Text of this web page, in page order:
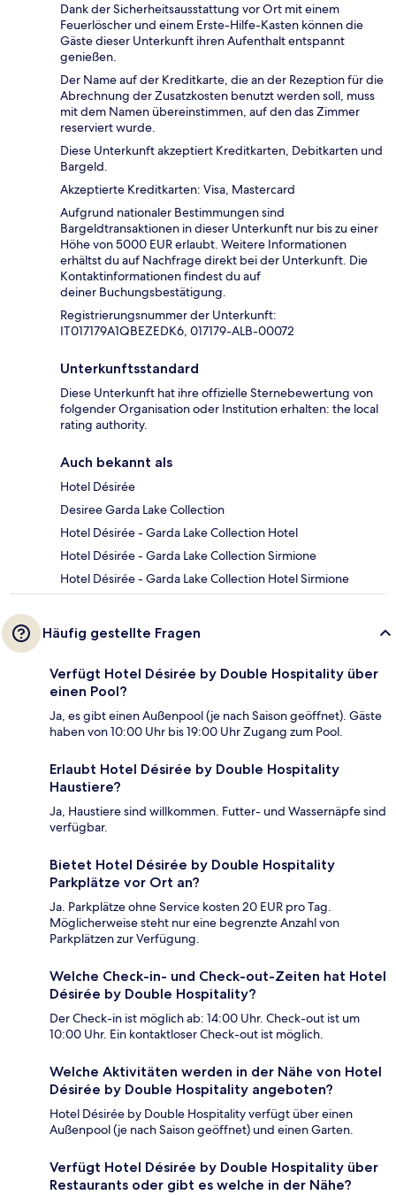
Dank der Sicherheitsausstattung vor Ort mit einem
Feuerlöscher und einem Erste-Hilfe-Kasten können die
Gäste dieser Unterkunft ihren Aufenthalt entspannt
genießen.
Der Name auf der Kreditkarte, die an der Rezeption für die
Abrechnung der Zusatzkosten benutzt werden soll, muss
mit dem Namen übereinstimmen, auf den das Zimmer
reserviert wurde.
Diese Unterkunft akzeptiert Kreditkarten, Debitkarten und
Bargeld.
Akzeptierte Kreditkarten: Visa, Mastercard
Aufgrund nationaler Bestimmungen sind
Bargeldtransaktionen in dieser Unterkunft nur bis zu einer
Höhe von 5000 EUR erlaubt. Weitere Informationen
erhältst du auf Nachfrage direkt bei der Unterkunft. Die
Kontaktinformationen findest du auf
deiner Buchungsbestätigung.
Registrierungsnummer der Unterkunft:
IT017179A1QBEZEDK6, 017179-ALB-00072
Unterkunftsstandard
Diese Unterkunft hat ihre offizielle Sternebewertung von
folgender Organisation oder Institution erhalten: the local
rating authority.
Auch bekannt als
Hotel Désirée
Desiree Garda Lake Collection
Hotel Désirée - Garda Lake Collection Hotel
Hotel Désirée - Garda Lake Collection Sirmione
Hotel Désirée - Garda Lake Collection Hotel Sirmione
Häufig gestellte Fragen
Verfügt Hotel Désirée by Double Hospitality über
einen Pool?
Ja, es gibt einen Außenpool (je nach Saison geöffnet). Gäste
haben von 10:00 Uhr bis 19:00 Uhr Zugang zum Pool.
Erlaubt Hotel Désirée by Double Hospitality
Haustiere?
Ja, Haustiere sind willkommen. Futter- und Wassernäpfe sind
verfügbar.
Bietet Hotel Désirée by Double Hospitality
Parkplätze vor Ort an?
Ja. Parkplätze ohne Service kosten 20 EUR pro Tag.
Möglicherweise steht nur eine begrenzte Anzahl von
Parkplätzen zur Verfügung.
Welche Check-in- und Check-out-Zeiten hat Hotel
Désirée by Double Hospitality?
Der Check-in ist möglich ab: 14:00 Uhr. Check-out ist um
10:00 Uhr. Ein kontaktloser Check-out ist möglich.
Welche Aktivitäten werden in der Nähe von Hotel
Désirée by Double Hospitality angeboten?
Hotel Désirée by Double Hospitality verfügt über einen
Außenpool (je nach Saison geöffnet) und einen Garten.
Verfügt Hotel Désirée by Double Hospitality über
Restaurants oder gibt es welche in der Nähe?